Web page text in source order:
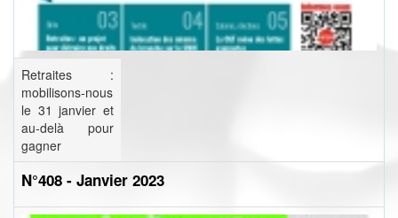
Retraites :
mobilisons-nous
le 31 janvier et
au-delà pour
gagner
N°408 - Janvier 2023